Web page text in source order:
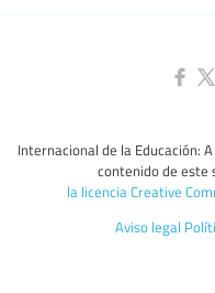
Internacional de la Educación:
contenido de este
la licencia Creative
Aviso legal